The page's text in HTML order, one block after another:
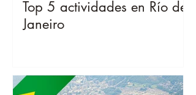
Top 5 actividades en Río de
Janeiro